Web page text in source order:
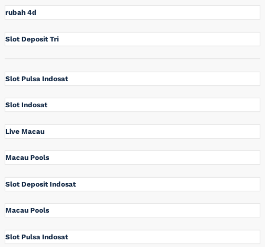
rubah 4d
Slot Deposit Tri
Slot Pulsa Indosat
Slot Indosat
Live Macau
Macau Pools
Slot Deposit Indosat
Macau Pools
Slot Pulsa Indosat